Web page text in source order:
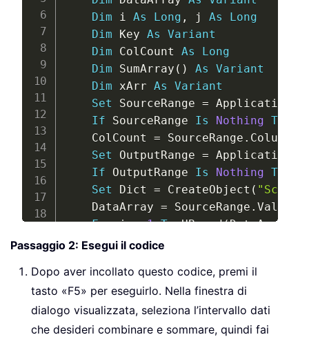
Dim i As Long , j As
Long
Dim Key As
Variant
Dim ColCount As
Long
Dim SumArray ( ) As
Variant
Dim xArr As
Variant
Set SourceRange = Application
If SourceRange Is Nothing Then
    ColCount
= SourceRange . Columns
Set OutputRange = Application
If OutputRange Is Nothing Then
Set Dict = CreateObject (
    DataArray
= SourceRange . Value
For i = 1 To UBound(DataArray
        Key
= DataArray
ReDim SumArray( 1
For j = 2 To ColCount
                SumArray
(j - 1
Next j
Passaggio 2: Esegui il codice
Dopo aver incollato questo codice, premi il
tasto «F5» per eseguirlo. Nella finestra di
dialogo visualizzata, seleziona l’intervallo dati
che desideri combinare e sommare, quindi fai